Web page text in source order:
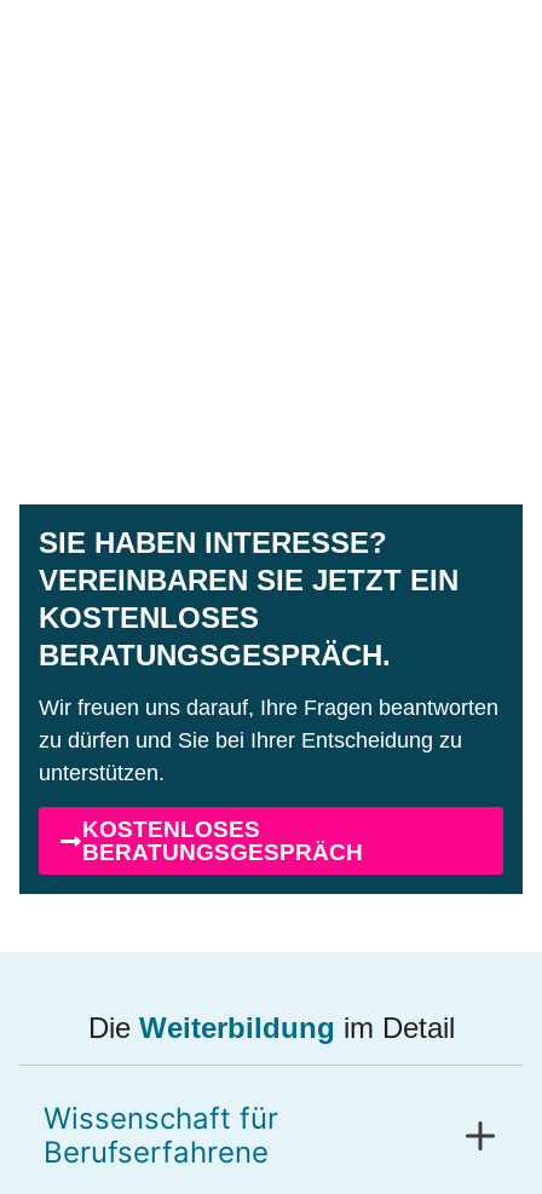
SIE HABEN INTERESSE?
VEREINBAREN SIE JETZT EIN
KOSTENLOSES
BERATUNGSGESPRÄCH.
Wir freuen uns darauf, Ihre Fragen beantworten
zu dürfen und Sie bei Ihrer Entscheidung zu
unterstützen.
KOSTENLOSES
BERATUNGSGESPRÄCH
Die Weiterbildung im Detail
Wissenschaft für
Berufserfahrene